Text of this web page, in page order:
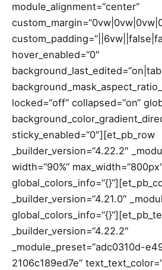
module_alignment=“center“
hover_enabled=“0″
locked=“off“ collapsed=“on“
sticky_enabled=“0″][et_pb_row
_builder_version=“4.22.2″
width=“90%“
_builder_version=“4.21.0″
_builder_version=“4.22.2″
_module_preset=“adc0310d-
2106c189ed7e“